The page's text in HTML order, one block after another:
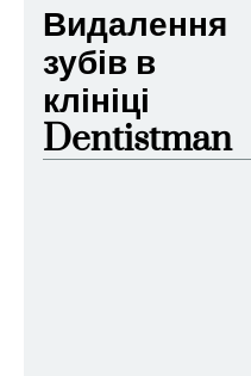
Видалення
зубів в
клініці
Dentistman